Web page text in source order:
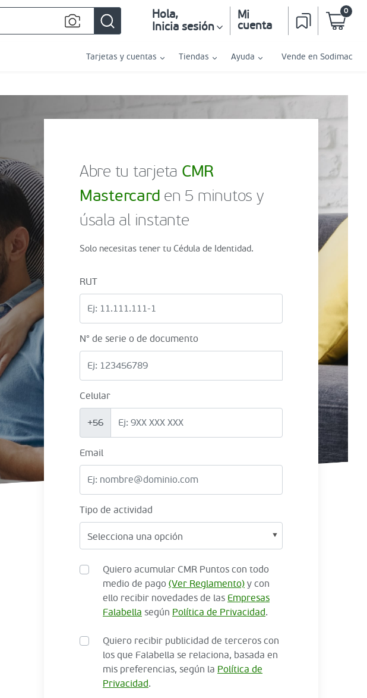
Hola,
Inicia sesión
Mi
cuenta
0
Tarjetas y cuentas Tiendas Ayuda Vende en Sodimac
Abre tu tarjeta CMR
Mastercard en 5 minutos y
úsala al instante
Solo necesitas tener tu Cédula de Identidad.
RUT
N° de serie o de documento
Celular
+56
Email
Tipo de actividad
Quiero acumular CMR Puntos con todo
medio de pago (Ver Reglamento) y con
ello recibir novedades de las Empresas
Falabella según Política de Privacidad.
Quiero recibir publicidad de terceros con
los que Falabella se relaciona, basada en
mis preferencias, según la Política de
Privacidad.